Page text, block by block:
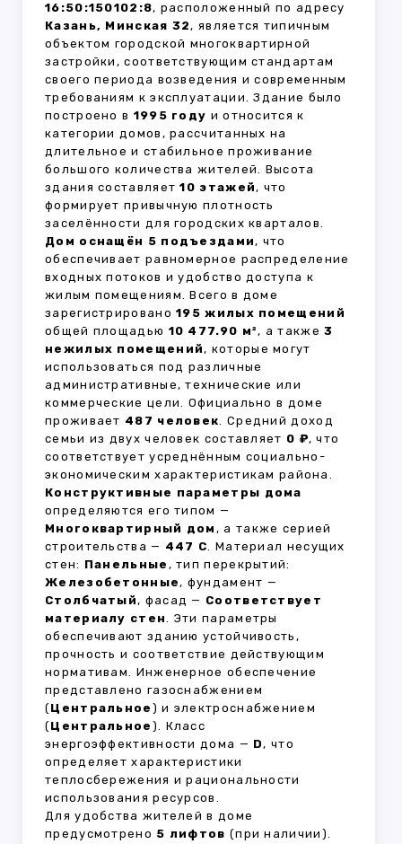
16:50:150102:8, расположенный по адресу
Казань, Минская 32, является типичным
объектом городской многоквартирной
застройки, соответствующим стандартам
своего периода возведения и современным
требованиям к эксплуатации. Здание было
построено в 1995 году и относится к
категории домов, рассчитанных на
длительное и стабильное проживание
большого количества жителей. Высота
здания составляет10 этажей, что
формирует привычную плотность
заселённости для городских кварталов.
Дом оснащён 5 подъездами, что
обеспечивает равномерное распределение
входных потоков и удобство доступа к
жилым помещениям. Всего в доме
зарегистрировано195 жилых помещений
общей площадью 10 477.90 м², а также3
нежилых помещений, которые могут
использоваться под различные
административные, технические или
коммерческие цели. Официально в доме
проживает 487 человек. Средний доход
семьи из двух человек составляет 0 ₽, что
соответствует усреднённым социально-
экономическим характеристикам района.
Конструктивные параметры дома
определяются его типом —
Многоквартирный дом , а также серией
строительства — 447 C. Материал несущих
стен: Панельные , тип перекрытий:
Железобетонные, фундамент —
Столбчатый, фасад — Соответствует
материалу стен. Эти параметры
обеспечивают зданию устойчивость,
прочность и соответствие действующим
нормативам. Инженерное обеспечение
представлено газоснабжением
(Центральное ) и электроснабжением
(Центральное ). Класс
энергоэффективности дома — D, что
определяет характеристики
теплосбережения и рациональности
использования ресурсов.
Для удобства жителей в доме
предусмотрено 5 лифтов (при наличии).